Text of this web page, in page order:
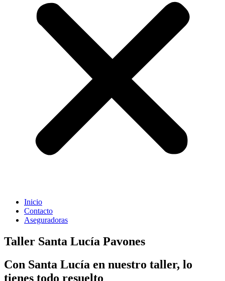
Inicio
Contacto
Aseguradoras
Taller Santa Lucía Pavones
Con Santa Lucía en nuestro taller, lo
tienes todo resuelto